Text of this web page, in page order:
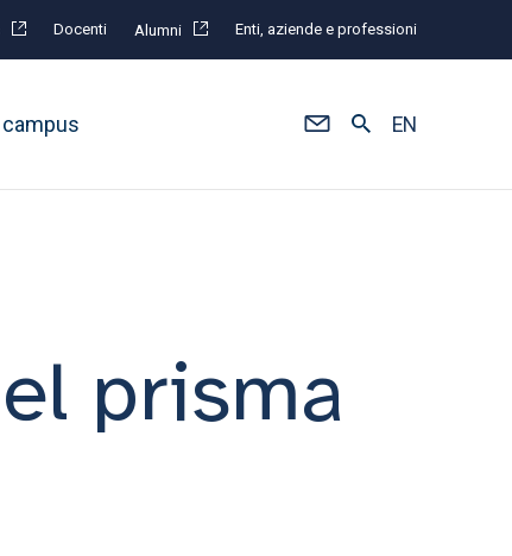
Docenti Alumni Enti, aziende e professioni
campus EN
prisma